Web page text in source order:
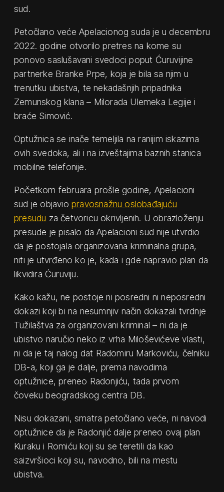
sud.
Petočlano veće Apelacionog suda je u decembru
2022. godine otvorilo pretres na kome su
ponovo saslušavani svedoci poput Ćuruvijine
partnerke Branke Prpe, koja je bila sa njim u
trenutku ubistva, te nekadašnjih pripadnika
Zemunskog klana – Milorada Ulemeka Legije i
braće Simović.
Optužnica se inače temeljila na ranijim iskazima
ovih svedoka, ali i na izveštajima baznih stanica
mobilne telefonije.
Početkom februara prošle godine, Apelacioni
sud je objavio pravosnažnu oslobađajuću
presudu za četvoricu okrivljenih. U obrazloženju
presude je pisalo da Apelacioni sud nije utvrdio
da je postojala organizovana kriminalna grupa,
niti je utvrđeno ko je, kada i gde napravio plan da
likvidira Ćuruviju.
Kako kažu, ne postoje ni posredni ni neposredni
dokazi koji bi na nesumnjiv način dokazali tvrdnje
Tužilaštva za organizovani kriminal – ni da je
ubistvo naručio neko iz vrha Miloševićeve vlasti,
ni da je taj nalog dat Radomiru Markoviću, čelniku
DB-a, koji ga je dalje, prema navodima
optužnice, preneo Radonjiću, tada prvom
čoveku beogradskog centra DB.
Nisu dokazani, smatra petočlano veće, ni navodi
optužnice da je Radonjić dalje preneo ovaj plan
Kuraku i Romiću koji su se teretili da kao
saizvršioci koji su, navodno, bili na mestu
ubistva.